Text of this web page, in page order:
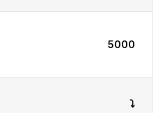
5000
⤵️